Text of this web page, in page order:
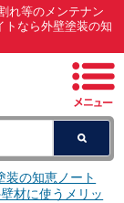
れ等のメンテナン
トなら外壁塗装の知
装の知恵ノート
材に使うメリッ